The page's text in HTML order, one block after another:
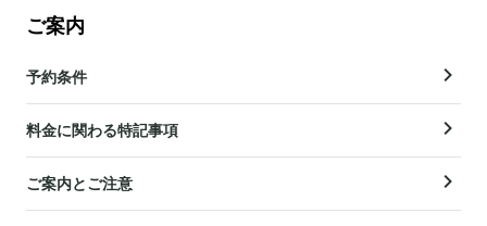
ご案内
予約条件
料金に関わる特記事項
ご案内とご注意